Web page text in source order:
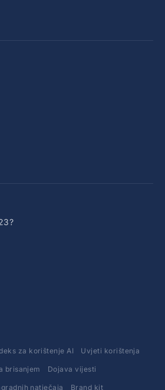
za korištenje AI Uvjeti korištenja
brisanjem Dojava vijesti
natječaja Brand kit